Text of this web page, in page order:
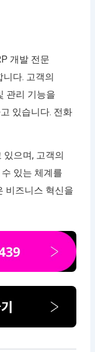
개발 전문
다. 고객의
관리 기능을
있습니다. 전화
으며, 고객의
있는 체계를
비즈니스 혁신을